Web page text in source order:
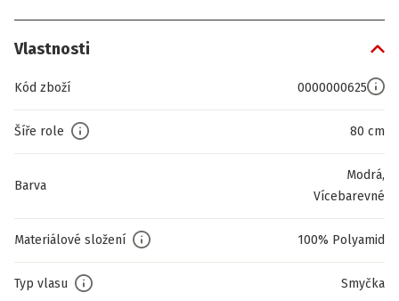
Vlastnosti
Kód zboží 0000000625
Šíře role 80 cm
Barva
Modrá,
Vícebarevné
Materiálové složení 100% Polyamid
Typ vlasu Smyčka